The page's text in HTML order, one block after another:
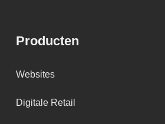
Producten
Websites
Digitale Retail